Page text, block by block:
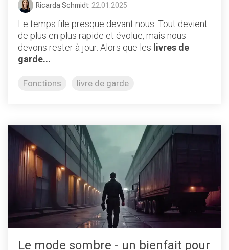
Ricarda Schmidt: 22.01.2025
Le temps file presque devant nous. Tout devient
de plus en plus rapide et évolue, mais nous
devons rester à jour. Alors que les livres de
garde...
Fonctions livre de garde
Le mode sombre - un bienfait pour